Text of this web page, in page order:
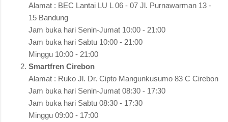
Alamat : BEC Lantai LU L 06 - 07 Jl. Purnawarman 13 -
15 Bandung
Jam buka hari Senin-Jumat 10:00 - 21:00
Jam buka hari Sabtu 10:00 - 21:00
Minggu 10:00 - 21:00
Smartfren Cirebon
Alamat : Ruko Jl. Dr. Cipto Mangunkusumo 83 C Cirebon
Jam buka hari Senin-Jumat 08:30 - 17:30
Jam buka hari Sabtu 08:30 - 17:30
Minggu 09:00 - 17:00